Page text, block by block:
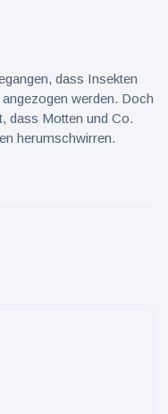
dass Insekten
werden. Doch
dass Motten und Co.
herumschwirren.